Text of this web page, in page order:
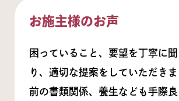
お施主様のお声
困っていること、要望を丁寧に
り、適切な提案をしていただき
前の書類関係、養生なども手際